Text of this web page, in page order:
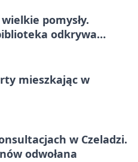
pomysły.
odkrywa
mieszkając w
w Czeladzi.
odwołana